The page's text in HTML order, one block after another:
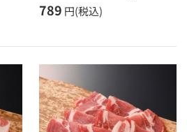
789 円(税込)